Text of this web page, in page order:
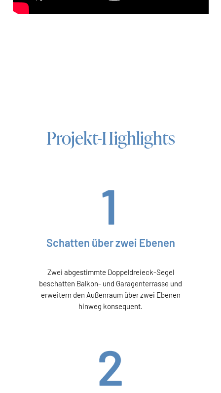
Projekt-Highlights
Schatten über zwei Ebenen
Zwei abgestimmte Doppeldreieck-Segel
beschatten Balkon- und Garagenterrasse und
erweitern den Außenraum über zwei Ebenen
hinweg konsequent.